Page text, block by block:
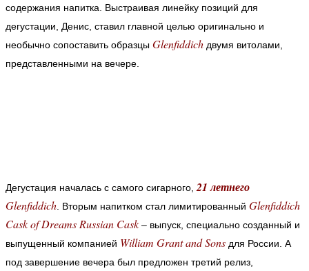
содержания напитка. Выстраивая линейку позиций для
дегустации, Денис, ставил главной целью оригинально и
необычно сопоставить образцы Glenfiddich двумя витолами,
представленными на вечере.
Дегустация началась с самого сигарного, 21 летнего
Glenfiddich . Вторым напитком стал лимитированный Glenfiddich
Cask of Dreams Russian Cask – выпуск, специально созданный и
выпущенный компанией William Grant and Sons для России. А
под завершение вечера был предложен третий релиз,